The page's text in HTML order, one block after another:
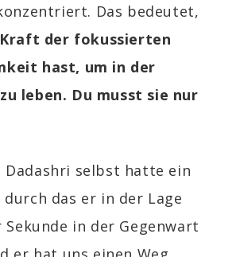
Das bedeutet,
der fokussierten
hast, um in der
leben. Du musst sie nur
Dadashri selbst hatte ein
durch das er in der Lage
in der Gegenwart